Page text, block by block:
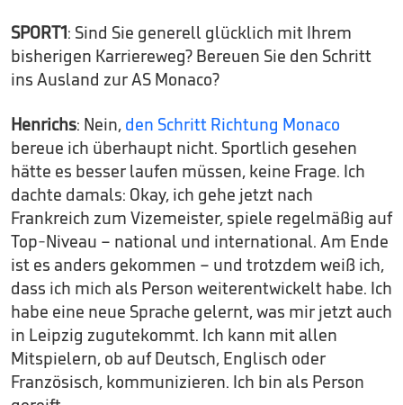
SPORT1: Sind Sie generell glücklich mit Ihrem
bisherigen Karriereweg? Bereuen Sie den Schritt
ins Ausland zur AS Monaco?
Henrichs: Nein, den Schritt Richtung Monaco
bereue ich überhaupt nicht. Sportlich gesehen
hätte es besser laufen müssen, keine Frage. Ich
dachte damals: Okay, ich gehe jetzt nach
Frankreich zum Vizemeister, spiele regelmäßig auf
Top-Niveau – national und international. Am Ende
ist es anders gekommen – und trotzdem weiß ich,
dass ich mich als Person weiterentwickelt habe. Ich
habe eine neue Sprache gelernt, was mir jetzt auch
in Leipzig zugutekommt. Ich kann mit allen
Mitspielern, ob auf Deutsch, Englisch oder
Französisch, kommunizieren. Ich bin als Person